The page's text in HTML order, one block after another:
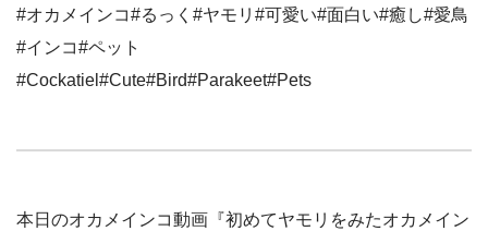
#オカメインコ#るっく#ヤモリ#可愛い#面白い#癒し#愛鳥
#インコ#ペット
#Cockatiel#Cute#Bird#Parakeet#Pets
本日のオカメインコ動画『初めてヤモリをみたオカメイン